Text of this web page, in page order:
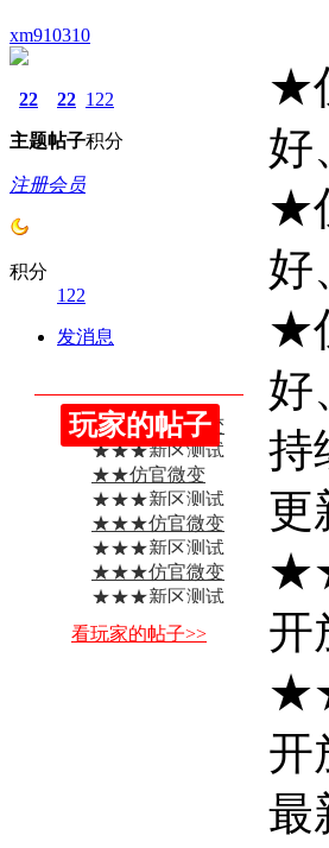
xm910310
22
主题
22
帖子
122
积分
注册会员
积分
122
发消息
玩家的帖子
★★★仿官微变
★★★新区测试
中-- ...
★★仿官微变
★★★新区测试
中--柚 ...
★★★仿官微变
★★★新区测试
中-- ...
★★★仿官微变
★★★新区测试
中-- ...
看玩家的帖子>>
★
★
★
持
更
开
开
最